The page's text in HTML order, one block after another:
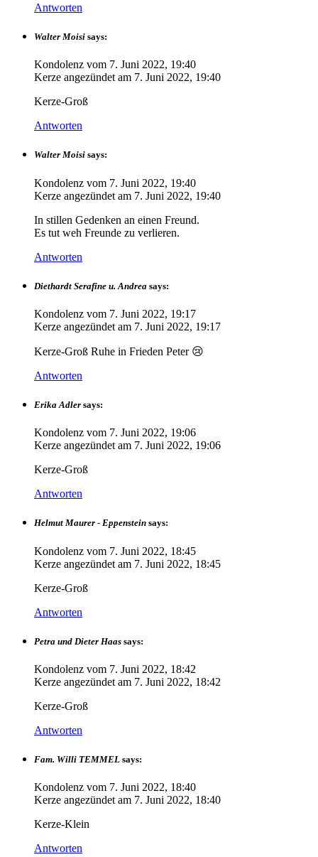
Antworten
Walter Moisi says:
Kondolenz vom 7. Juni 2022, 19:40
Kerze angezündet am 7. Juni 2022, 19:40
Kerze-Groß
Antworten
Walter Moisi says:
Kondolenz vom 7. Juni 2022, 19:40
Kerze angezündet am 7. Juni 2022, 19:40
In stillen Gedenken an einen Freund.
Es tut weh Freunde zu verlieren.
Antworten
Diethardt Serafine u. Andrea says:
Kondolenz vom 7. Juni 2022, 19:17
Kerze angezündet am 7. Juni 2022, 19:17
Kerze-Groß Ruhe in Frieden Peter 😢
Antworten
Erika Adler says:
Kondolenz vom 7. Juni 2022, 19:06
Kerze angezündet am 7. Juni 2022, 19:06
Kerze-Groß
Antworten
Helmut Maurer - Eppenstein says:
Kondolenz vom 7. Juni 2022, 18:45
Kerze angezündet am 7. Juni 2022, 18:45
Kerze-Groß
Antworten
Petra und Dieter Haas says:
Kondolenz vom 7. Juni 2022, 18:42
Kerze angezündet am 7. Juni 2022, 18:42
Kerze-Groß
Antworten
Fam. Willi TEMMEL says:
Kondolenz vom 7. Juni 2022, 18:40
Kerze angezündet am 7. Juni 2022, 18:40
Kerze-Klein
Antworten